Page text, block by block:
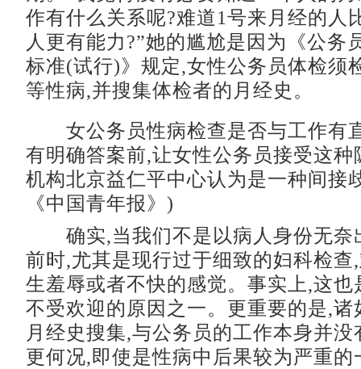
作有什么关系呢?难道1号来月经的人
人更有能力?”她的尴尬是因为《公务
标准(试行)》规定,女性公务员体检须
等性病,并搜集体检者的月经史。
女公务员性病检查是否与工作有
有明确答案前,让女性公务员接受这种
机构北京益仁平中心认为是一种间接
《中国青年报》)
确实,当我们不是以病人身份无奈
前时,尤其是现行过于细致的妇科检查
生羞辱或者不快的感觉。事实上,这也
不受欢迎的原因之一。更重要的是,诸
月经史搜集,与公务员的工作本身并没
更何况,即使是性病中后果较为严重